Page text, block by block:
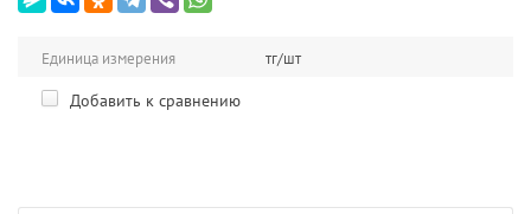
Единица измерения тг/шт
Добавить к сравнению